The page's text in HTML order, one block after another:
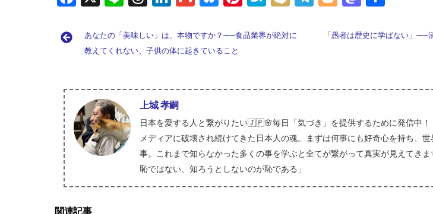
b
o
k
e
e
a
s
k
e
n
ai
l
es
ky
er e
i
gr g
to
n
あなたの「美味しい」は、本物ですか？——食品業界が絶対に
教えてくれない、子供の体に起きていること
「愚者は歴史に学ばない」——
上城 孝嗣
日本を愛する人と繋がりたい🇯🇵🌸毎日「気づき」を提供するために発信中！
メディアに破壊され続けてきた日本人の魂。まずは何事にも好奇心を持ち、世
事。これまで知らなかった多くの事を学ぶと全てが繋がって真実が見えてき
恥ではない、知ろうとしないのが恥である」
関連記事